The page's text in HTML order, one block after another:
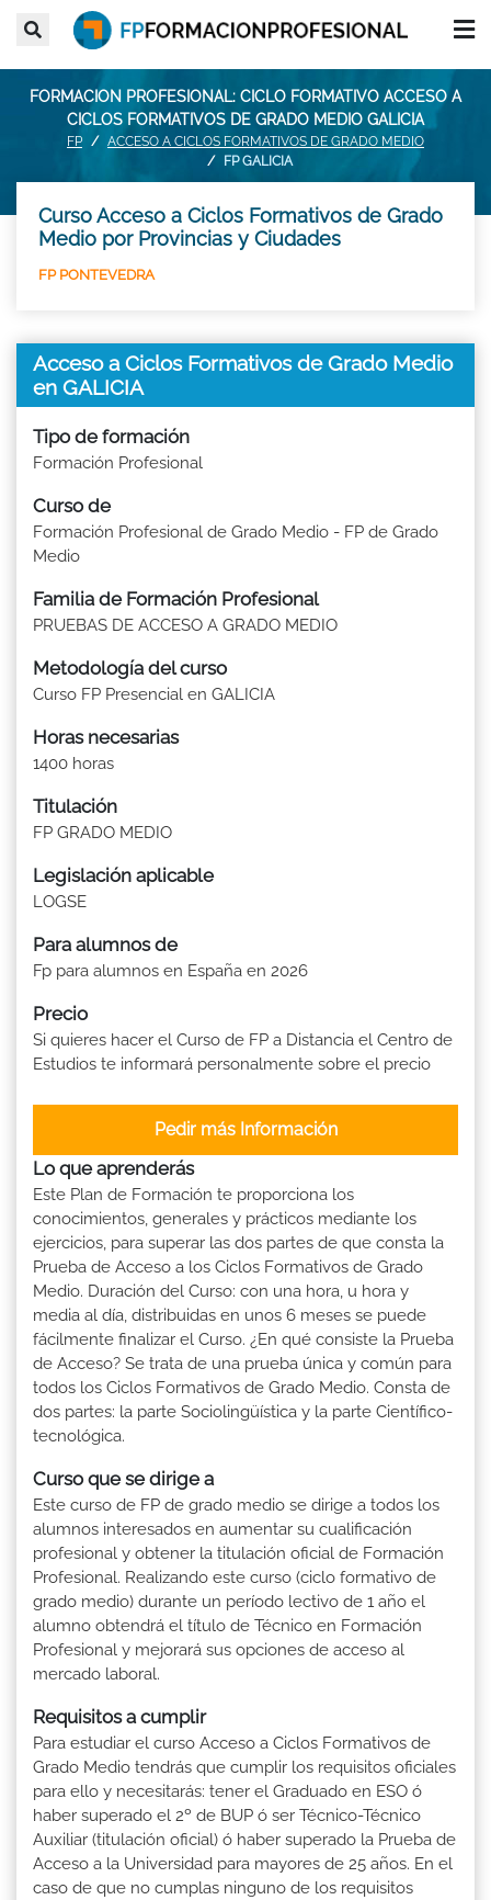
FORMACION PROFESIONAL: CICLO FORMATIVO ACCESO A
CICLOS FORMATIVOS DE GRADO MEDIO GALICIA
FP
ACCESO A CICLOS FORMATIVOS DE GRADO MEDIO
FP GALICIA
Curso Acceso a Ciclos Formativos de Grado
Medio por Provincias y Ciudades
FP PONTEVEDRA
Acceso a Ciclos Formativos de Grado Medio
en GALICIA
Tipo de formación
Formación Profesional
Curso de
Formación Profesional de Grado Medio - FP de Grado
Medio
Familia de Formación Profesional
PRUEBAS DE ACCESO A GRADO MEDIO
Metodología del curso
Curso FP Presencial en GALICIA
Horas necesarias
1400 horas
Titulación
FP GRADO MEDIO
Legislación aplicable
LOGSE
Para alumnos de
Fp para alumnos en España en 2026
Precio
Si quieres hacer el Curso de FP a Distancia el Centro de
Estudios te informará personalmente sobre el precio
Pedir más Información
Lo que aprenderás
Este Plan de Formación te proporciona los
conocimientos, generales y prácticos mediante los
ejercicios, para superar las dos partes de que consta la
Prueba de Acceso a los Ciclos Formativos de Grado
Medio. Duración del Curso: con una hora, u hora y
media al día, distribuidas en unos 6 meses se puede
fácilmente finalizar el Curso. ¿En qué consiste la Prueba
de Acceso? Se trata de una prueba única y común para
todos los Ciclos Formativos de Grado Medio. Consta de
dos partes: la parte Sociolingüística y la parte Científico-
tecnológica.
Curso que se dirige a
Este curso de FP de grado medio se dirige a todos los
alumnos interesados en aumentar su cualificación
profesional y obtener la titulación oficial de Formación
Profesional. Realizando este curso (ciclo formativo de
grado medio) durante un período lectivo de 1 año el
alumno obtendrá el título de Técnico en Formación
Profesional y mejorará sus opciones de acceso al
mercado laboral.
Requisitos a cumplir
Para estudiar el curso Acceso a Ciclos Formativos de
Grado Medio tendrás que cumplir los requisitos oficiales
para ello y necesitarás: tener el Graduado en ESO ó
haber superado el 2º de BUP ó ser Técnico-Técnico
Auxiliar (titulación oficial) ó haber superado la Prueba de
Acceso a la Universidad para mayores de 25 años. En el
caso de que no cumplas ninguno de los requisitos